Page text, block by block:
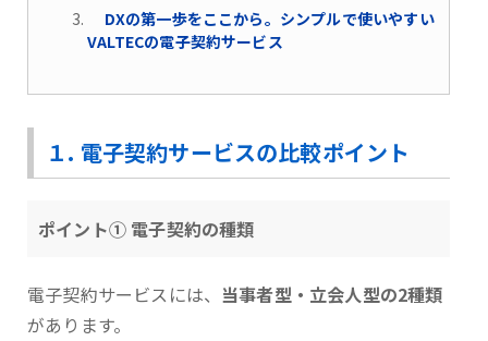
DXの第一歩をここから。シンプルで使いやすい
VALTECの電子契約サービス
１. 電子契約サービスの比較ポイント
ポイント① 電子契約の種類
電子契約サービスには、 当事者型・立会人型の2種類
があります。